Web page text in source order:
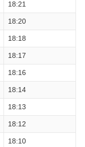
18:21
18:20
18:18
18:17
18:16
18:14
18:13
18:12
18:10